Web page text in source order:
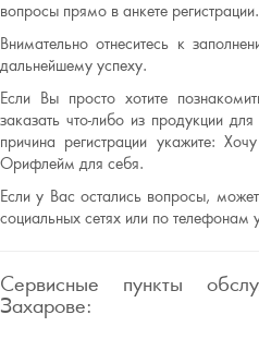
вопросы прямо в анкете регистрации.
Внимательно отнеситесь к
дальнейшему успеху.
Если Вы просто хотите
заказать что-либо из продукции
причина регистрации укажите:
Орифлейм для себя.
Если у Вас остались вопросы,
социальных сетях или по телефонам
Сервисные пункты
Захарове: